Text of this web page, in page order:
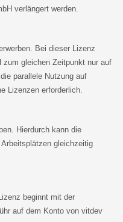
verlängert werden.
Bei dieser Lizenz
zum gleichen Zeitpunkt nur auf
parallele Nutzung auf
Lizenzen erforderlich.
Hierdurch kann die
gleichzeitig
beginnt mit der
auf dem Konto von vitdev